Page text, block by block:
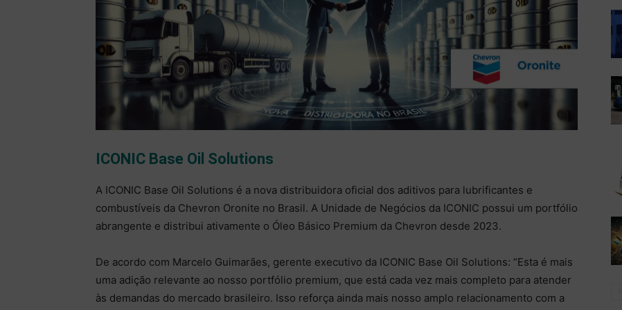
ICONIC Base Oil Solutions
A ICONIC Base Oil Solutions é a nova distribuidora oficial dos aditivos para lubrificantes e
combustíveis da Chevron Oronite no Brasil. A Unidade de Negócios da ICONIC possui um portfólio
abrangente e distribui ativamente o Óleo Básico Premium da Chevron desde 2023.
De acordo com Marcelo Guimarães, gerente executivo da ICONIC Base Oil Solutions: “Esta é mais
uma adição relevante ao nosso portfólio premium, que está cada vez mais completo para atender
às demandas do mercado brasileiro. Isso reforça ainda mais nosso amplo relacionamento com a